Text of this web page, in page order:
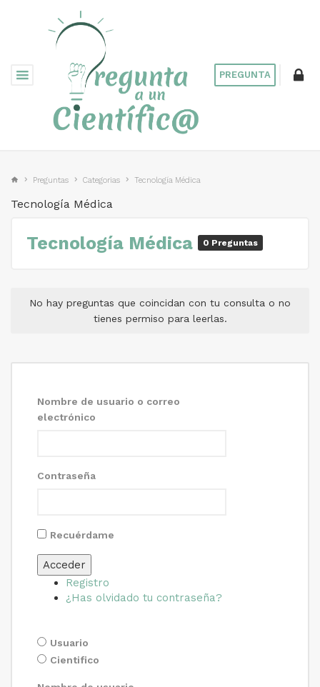
PREGUNTA
Preguntas Categorias Tecnología Médica
Tecnología Médica
Tecnología Médica 0 Preguntas
No hay preguntas que coincidan con tu consulta o no
tienes permiso para leerlas.
Nombre de usuario o correo
electrónico
Contraseña
Recuérdame
Acceder
Registro
¿Has olvidado tu contraseña?
Usuario
Cientifico